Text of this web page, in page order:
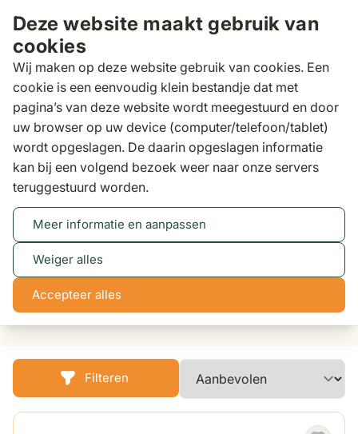
Deze website maakt gebruik van
cookies
Wij maken op deze website gebruik van cookies. Een
cookie is een eenvoudig klein bestandje dat met
pagina’s van deze website wordt meegestuurd en door
uw browser op uw device (computer/telefoon/tablet)
wordt opgeslagen. De daarin opgeslagen informatie
kan bij een volgend bezoek weer naar onze servers
teruggestuurd worden.
Meer informatie en aanpassen
Weiger alles
Accepteer alles
Zoeken
Wij zijn op zondag gesloten. Kom gerust
op andere dagen langs!
Lees meer
Binnen 3 dagen
Tuinsets
Goedkope tuinset
Ben jij op zoek naar een goedkope tuinset? Dan is het
vind je schitterende goedkope tuinsets, die je: tuin
veranda of overkapping voorzien van sfeer en
gebruiksgemak op hoog niveau!
Filteren